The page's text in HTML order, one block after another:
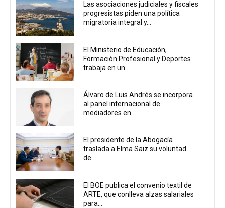
Las asociaciones judiciales y fiscales
progresistas piden una política
migratoria integral y...
El Ministerio de Educación,
Formación Profesional y Deportes
trabaja en un...
Álvaro de Luis Andrés se incorpora
al panel internacional de
mediadores en...
El presidente de la Abogacía
traslada a Elma Saiz su voluntad
de...
El BOE publica el convenio textil de
ARTE, que conlleva alzas salariales
para...